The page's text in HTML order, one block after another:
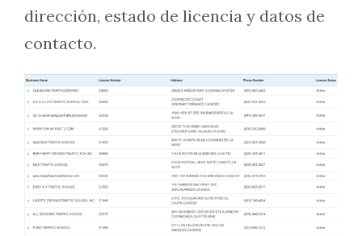
dirección, estado de licencia y datos de
contacto.